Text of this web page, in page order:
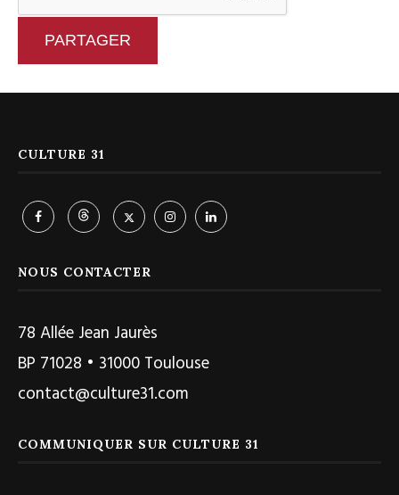
PARTAGER
CULTURE 31
NOUS CONTACTER
78 Allée Jean Jaurès
BP 71028 • 31000 Toulouse
contact@culture31.com
COMMUNIQUER SUR CULTURE 31